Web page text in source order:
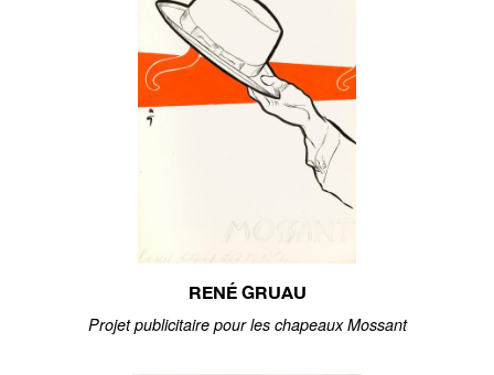
RENÉ GRUAU
Projet publicitaire pour les chapeaux Mossant